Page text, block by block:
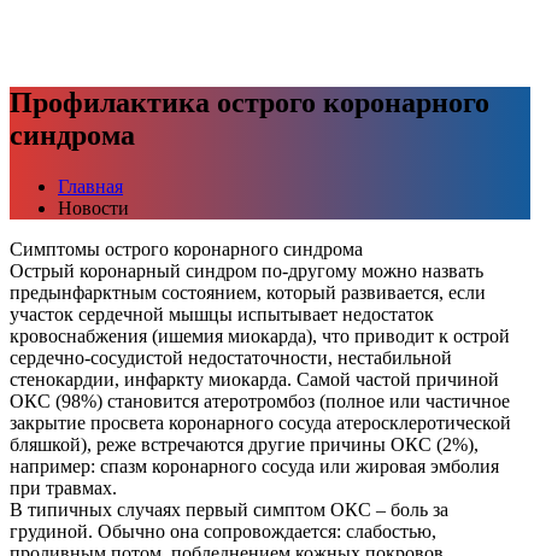
Профилактика острого коронарного
синдрома
Главная
Новости
Симптомы острого коронарного синдрома
Острый коронарный синдром по-другому можно назвать
предынфарктным состоянием, который развивается, если
участок сердечной мышцы испытывает недостаток
кровоснабжения (ишемия миокарда), что приводит к острой
сердечно-сосудистой недостаточности, нестабильной
стенокардии, инфаркту миокарда. Самой частой причиной
ОКС (98%) становится атеротромбоз (полное или частичное
закрытие просвета коронарного сосуда атеросклеротической
бляшкой), реже встречаются другие причины ОКС (2%),
например: спазм коронарного сосуда или жировая эмболия
при травмах.
В типичных случаях первый симптом ОКС – боль за
грудиной. Обычно она сопровождается: слабостью,